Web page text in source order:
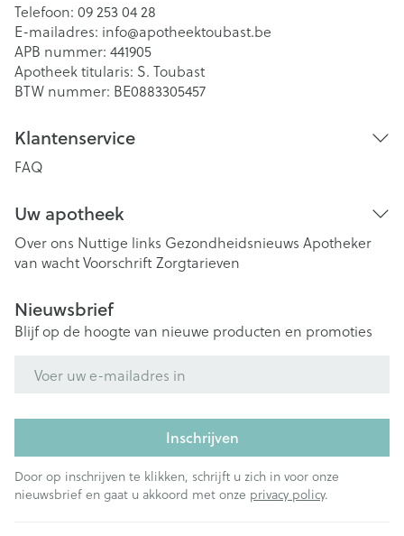
Telefoon: 09 253 04 28
E-mailadres: info@apotheektoubast.be
APB nummer: 441905
Apotheek titularis: S. Toubast
BTW nummer: BE0883305457
Klantenservice
FAQ
Uw apotheek
Over ons Nuttige links Gezondheidsnieuws Apotheker
van wachtVoorschriftZorgtarieven
Nieuwsbrief
Blijf op de hoogte van nieuwe producten en promoties
Inschrijven
Door op inschrijven te klikken, schrijft u zich in voor onze
nieuwsbrief en gaat u akkoord met onze privacy policy.